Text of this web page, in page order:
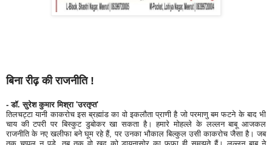
बिना रीढ़ की राजनीति !
- डॉ. सुरेश कुमार मिश्रा 'उरतृप्त'
तिलचट्टा यानी काकरोच इस ब्रह्मांड का वो इकलौता प्राणी है जो परमाणु बम फटने के बाद भी
चाय की टपरी पर बिस्कुट डुबोकर खा सकता है। हमारे मोहल्ले के लल्लन बाबू आजकल
राजनीति के नए खलीफा बने घूम रहे हैं, पर उनका भौकाल बिल्कुल उसी काकरोच जैसा है। जब